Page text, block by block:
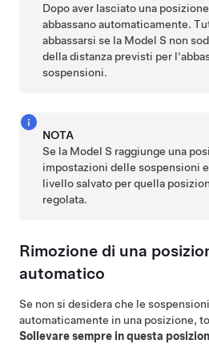
Dopo aver lasciato una
abbassano automaticamente.
abbassarsi se la Model S non
della distanza previsti per
sospensioni.
NOTA
Se la Model S raggiunge una
impostazioni delle sospensioni
livello salvato per quella
regolata.
Rimozione di una
automatico
Se non si desidera che le
automaticamente in una posizione,
Sollevare sempre in questa